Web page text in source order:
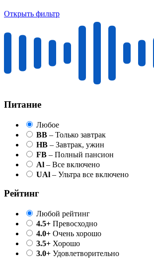
Открыть фильтр
Питание
Любое
BB – Только завтрак
HB – Завтрак, ужин
FB – Полный пансион
Al – Все включено
UAl – Ультра все включено
Рейтинг
Любой рейтинг
4.5+ Превосходно
4.0+ Очень хорошо
3.5+ Хорошо
3.0+ Удовлетворительно